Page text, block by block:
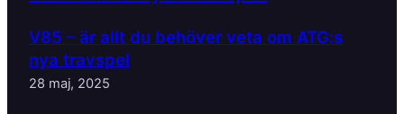
V85 – är allt du behöver veta om ATG:s
nya travspel
28 maj, 2025